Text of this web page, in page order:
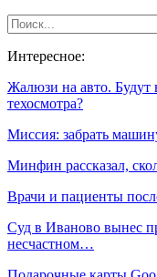
Интересное:
Жалюзи на авто.
техосмотра?
Миссия: забрать
Минфин рассказал,
Врачи и пациенты
Суд в Иваново вынес
несчастном…